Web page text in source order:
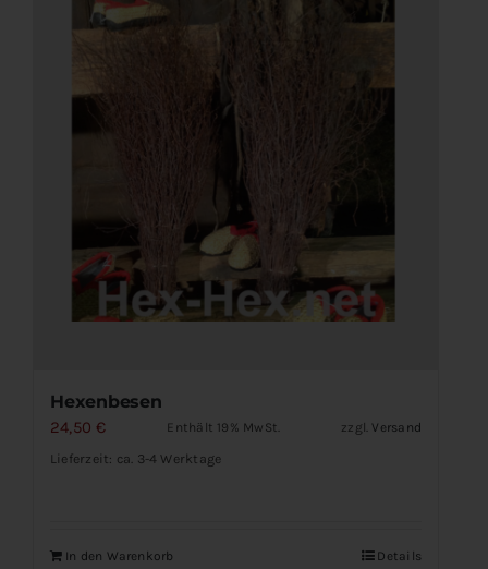
Hexenbesen
24,50 € Enthält 19% MwSt. zzgl. Versand
Lieferzeit: ca. 3-4 Werktage
In den Warenkorb Details